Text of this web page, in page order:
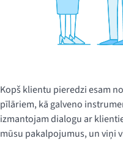
Kopš klientu pieredzi esam
pīlāriem, kā galveno
izmantojam dialogu ar
mūsu pakalpojumus, un viņi